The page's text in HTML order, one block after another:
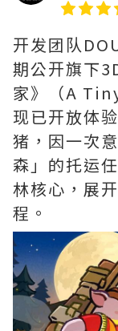
开发团队
期公开旗下
家》（A
现已开放体验
猪，因一次
森」的托运
林核心，展
程。